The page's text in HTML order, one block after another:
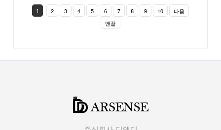
1 2 3 4 5 6 7 8 9 10
다음
맨끝